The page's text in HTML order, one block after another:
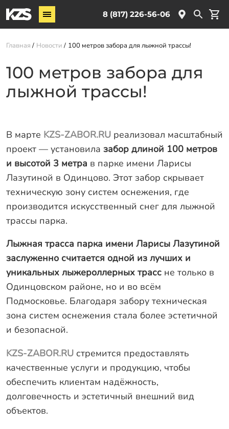
8 (817) 226-56-06
Винтовые сваи
Комплектующие
О компании
Новости
Контакты
Доставка
Оплата
Отзывы
Гарантии
Заказать звонок
Главная Новости 100 метров забора для лыжной трассы!
100 метров забора для
лыжной трассы!
В марте KZS-ZABOR.RU реализовал масштабный
проект — установила забор длиной 100 метров
и высотой 3 метра в парке имени Ларисы
Лазутиной в Одинцово. Этот забор скрывает
техническую зону систем оснежения, где
производится искусственный снег для лыжной
трассы парка.
Лыжная трасса парка имени Ларисы Лазутиной
заслуженно считается одной из лучших и
уникальных лыжероллерных трасс не только в
Одинцовском районе, но и во всём
Подмосковье. Благодаря забору техническая
зона систем оснежения стала более эстетичной
и безопасной.
KZS-ZABOR.RU стремится предоставлять
качественные услуги и продукцию, чтобы
обеспечить клиентам надёжность,
долговечность и эстетичный внешний вид
объектов.